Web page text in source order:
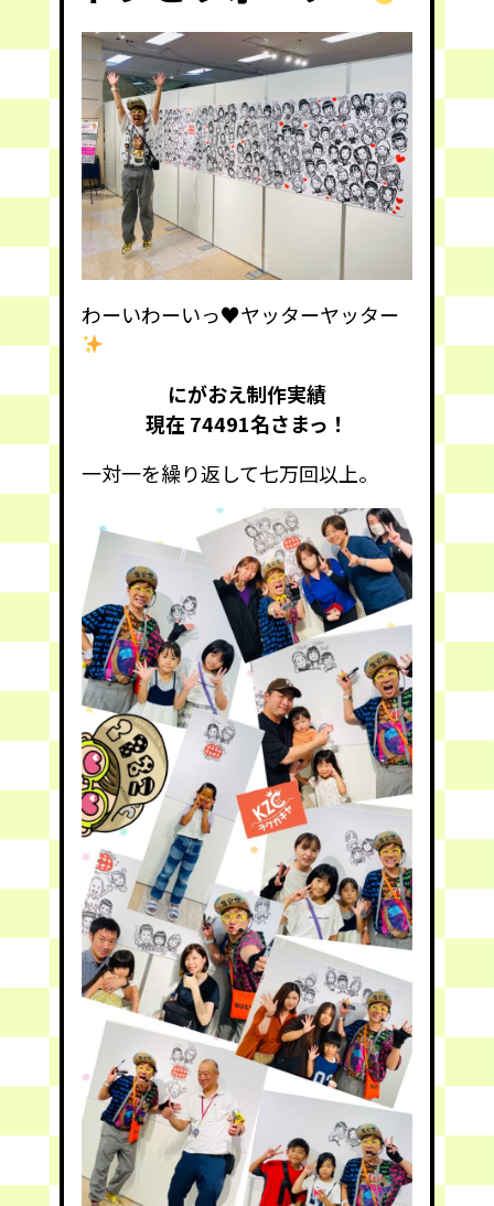
わーいわーいっ♥️ヤッターヤッター
にがおえ制作実績
現在 74491名さまっ！
一対一を繰り返して七万回以上。